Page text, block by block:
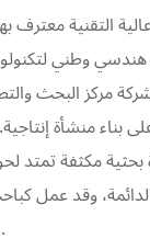
مركز البحث
بناء منشأة
بحثية مكثفة تمتد
الدائمة، وقد عمل
السنية بالولايات المتحدة لأكثر من 12 عامًا.